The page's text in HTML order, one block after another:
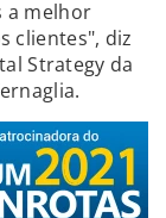
a melhor
clientes", diz
Strategy da